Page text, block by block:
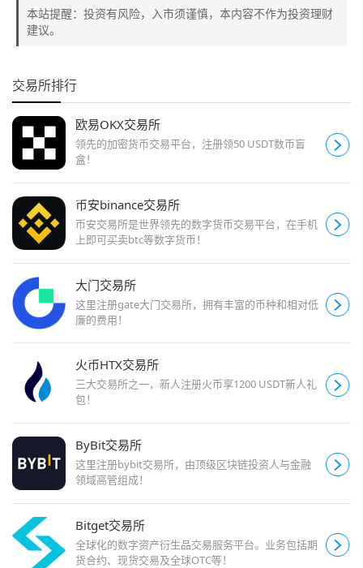
本站提醒：投资有风险，入市须谨慎，本内容不作为投资理财
建议。
交易所排行
欧易OKX交易所
领先的加密货币交易平台，注册领50 USDT数币盲
盒！
币安binance交易所
币安交易所是世界领先的数字货币交易平台，在手机
上即可买卖btc等数字货币！
大门交易所
这里注册gate大门交易所，拥有丰富的币种和相对低
廉的费用！
火币HTX交易所
三大交易所之一，新人注册火币享1200 USDT新人礼
包！
ByBit交易所
这里注册bybit交易所，由顶级区块链投资人与金融
领域高管组成！
Bitget交易所
全球化的数字资产衍生品交易服务平台。业务包括期
货合约、现货交易及全球OTC等！